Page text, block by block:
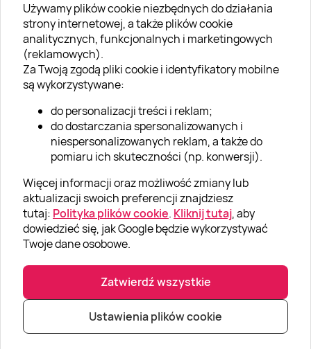
Używamy plików cookie niezbędnych do działania
strony internetowej, a także plików cookie
analitycznych, funkcjonalnych i marketingowych
(reklamowych).
Za Twoją zgodą pliki cookie i identyfikatory mobilne
są wykorzystywane:
do personalizacji treści i reklam;
do dostarczania spersonalizowanych i
niespersonalizowanych reklam, a także do
pomiaru ich skuteczności (np. konwersji).
Więcej informacji oraz możliwość zmiany lub
aktualizacji swoich preferencji znajdziesz
tutaj: Polityka plików cookie. Kliknij tutaj, aby
dowiedzieć się, jak Google będzie wykorzystywać
Twoje dane osobowe.
Zatwierdź wszystkie
Ustawienia plików cookie
O SUPERPREZENTY
O nas
Aktualności
Kariera w Super Prezentach
Klub Lojalnościowy
Dodaj recenzję
Informacje
GRUPA „SUPER PREZENTY“
© Super prezenty 2026|info@superprezenty.pl|22 395 57 20